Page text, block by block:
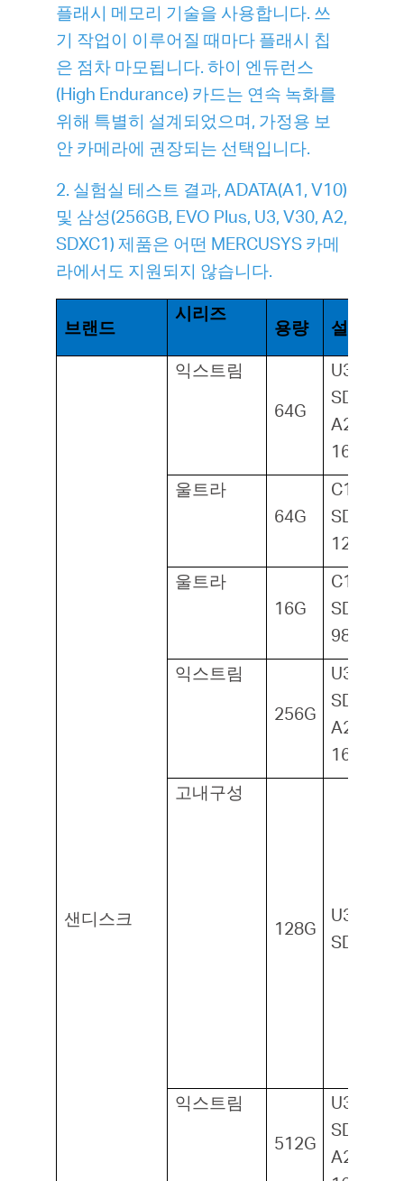
플래시 메모리 기술을 사용합니다. 쓰
기 작업이 이루어질 때마다 플래시 칩
은 점차 마모됩니다. 하이 엔듀런스
(High Endurance) 카드는 연속 녹화를
위해 특별히 설계되었으며, 가정용 보
안 카메라에 권장되는 선택입니다.
2. 실험실 테스트 결과, ADATA(A1, V10)
및 삼성(256GB, EVO Plus, U3, V30, A2,
SDXC1) 제품은 어떤 MERCUSYS 카메
라에서도 지원되지 않습니다.
브랜드
시리즈
용량 설명
샌디스크
익스트림
64G
U3, V30,
SDXC1,
A2,
160MB/s
울트라
64G
C10 U1,
SDXC1,
120MB/s
울트라
16G
C10 U1,
SDHC1,
98MB/s
익스트림
256G
U3, V30,
SDXC1,
A2,
160MB/s
고내구성
128G
U3, V30,
SDXC1
익스트림
512G
U3, V30,
SDXC1,
A2,